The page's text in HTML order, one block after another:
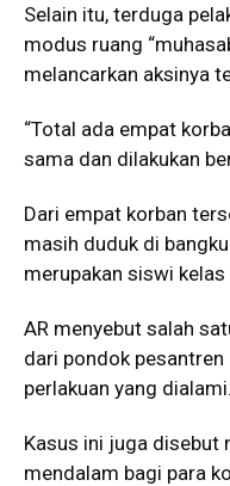
Selain itu, terduga
modus ruang
melancarkan aksinya
“Total ada empat
sama dan dilakukan
Dari empat korban
masih duduk di
merupakan siswi kelas
AR menyebut salah
dari pondok
perlakuan yang dialami.
Kasus ini juga disebut
mendalam bagi para